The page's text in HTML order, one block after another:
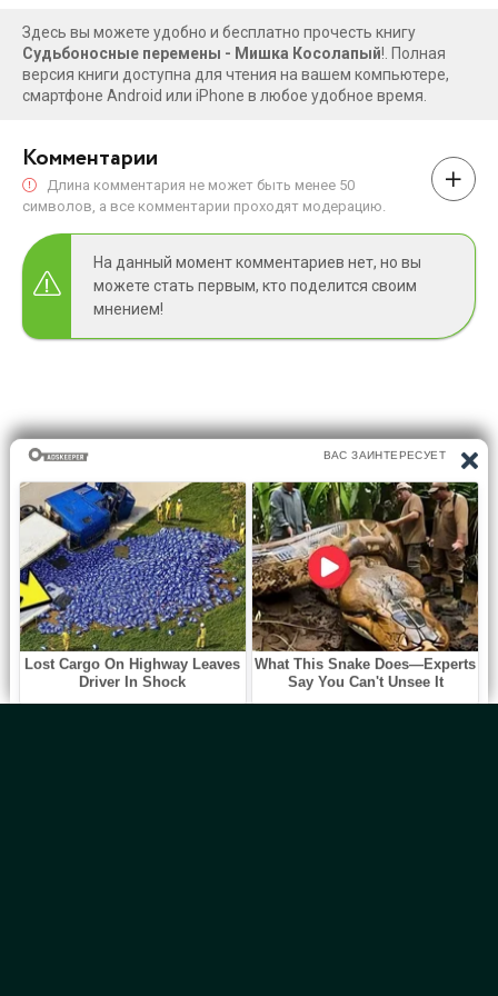
Здесь вы можете удобно и бесплатно прочесть книгу
Судьбоносные перемены - Мишка Косолапый!. Полная
версия книги доступна для чтения на вашем компьютере,
смартфоне Android или iPhone в любое удобное время.
Комментарии
Длина комментария не может быть менее 50
символов, а все комментарии проходят модерацию.
На данный момент комментариев нет, но вы
можете стать первым, кто поделится своим
мнением!